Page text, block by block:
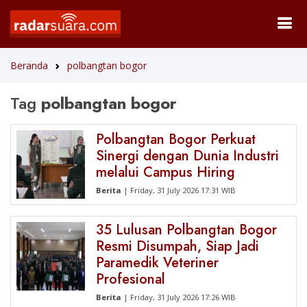
Beranda polbangtan bogor
Tag polbangtan bogor
Polbangtan Bogor Perkuat
Sinergi dengan Dunia Industri
melalui Campus Hiring
Berita | Friday, 31 July 2026 17:31 WIB
35 Lulusan Polbangtan Bogor
Resmi Disumpah, Siap Jadi
Paramedik Veteriner
Profesional
Berita | Friday, 31 July 2026 17:26 WIB